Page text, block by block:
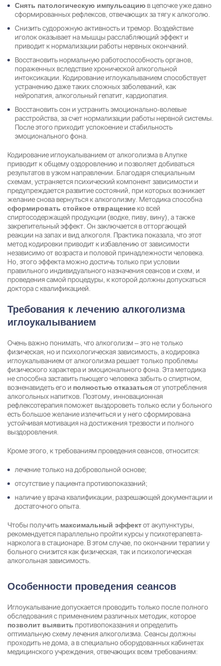
Снять патологическую импульсациюв цепочке уже давно
сформированных рефлексов, отвечающих за тягу к алкоголю.
Снизить судорожную активность и тремор. Воздействие
иголок оказывает на мышцы расслабляющий эффект и
приводит к нормализации работы нервных окончаний.
Восстановить нормальную работоспособность органов,
пораженных вследствие хронической алкогольной
интоксикации. Кодирование иглоукалыванием способствует
устранению даже таких сложных заболеваний, как
нейропатия, алкогольный гепатит, кардиопатия.
Восстановить сон и устранить эмоционально-волевые
расстройства, за счет нормализации работы нервной системы.
После этого приходит успокоение и стабильность
эмоционального фона.
Кодирование иглоукалыванием от алкоголизма в Алупке
приводит к общему оздоровлению и позволяет добиваться
результатов в узком направлении. Благодаря специальным
схемам, устраняется психический компонент зависимости и
предупреждается развитие состояний, при которых возникает
желание снова вернуться к алкоголизму. Методика способна
сформировать стойкое отвращениеко всей
спиртосодержащей продукции (водке, пиву, вину), а также
закрепительный эффект. Он заключается в отторгающей
реакции на запах и вид алкоголя. Практика показала, что этот
метод кодировки приводит к избавлению от зависимости
независимо от возраста и половой принадлежности человека.
Но, этого эффекта можно достичь только при условии
правильного индивидуального назначения сеансов и схем, и
проведения самой процедуры, к которой должны допускаться
доктора с квалификацией.
Требования к лечению алкоголизма
иглоукалыванием
Очень важно понимать, что алкоголизм – это не только
физическая, но и психологическая зависимость, а кодировка
иглоукалыванием от алкоголизма решает только проблемы
физического характера и эмоционального фона. Эта методика
не способна заставить пьющего человека забыть о спиртном,
возненавидеть его и полностью отказатьсяот употребления
алкогольных напитков. Поэтому, инновационная
рефлексотерапия поможет выздороветь только если у больного
есть большое желание излечиться и у него сформирована
устойчивая мотивация на достижения трезвости и полного
выздоровления.
Кроме этого, к требованиям проведения сеансов, относится:
лечение только на добровольной основе;
отсутствие у пациента противопоказаний;
наличие у врача квалификации, разрешающей документации и
достаточного опыта.
Чтобы получить максимальный эффектот акупунктуры,
рекомендуется параллельно пройти курсы у психотерапевта-
нарколога в стационаре. В этом случае, по окончании терапии у
больного снизится как физическая, так и психологическая
алкогольная зависимость.
Особенности проведения сеансов
Иглоукалывание допускается проводить только после полного
обследования с применением различных методик, которое
позволит выявить противопоказания и определить
оптимальную схему лечения алкоголизма . Сеансы должны
проходить не дома, а в специально оборудованных кабинетах
медицинского учреждения, отвечающих всем требованиям: